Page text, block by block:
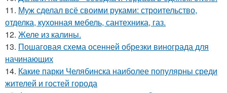
11. Муж сделал всё своими руками: строительство,
отделка, кухонная мебель, сантехника, газ.
12. Желе из калины.
13. Пошаговая схема осенней обрезки винограда для
начинающих
14. Какие парки Челябинска наиболее популярны среди
жителей и гостей города